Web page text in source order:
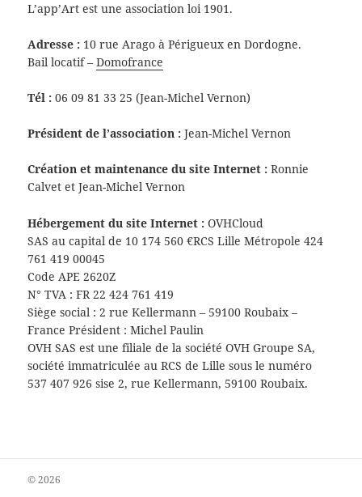
L’app’Art est une association loi 1901.
Adresse : 10 rue Arago à Périgueux en Dordogne.
Bail locatif –Domofrance
Tél : 06 09 81 33 25 (Jean-Michel Vernon)
Président de l’association : Jean-Michel Vernon
Création et maintenance du site Internet : Ronnie
Calvet et Jean-Michel Vernon
Hébergement du site Internet :OVHCloud
SAS au capital de 10 174 560 €RCS Lille Métropole 424
761 419 00045
Code APE 2620Z
N° TVA : FR 22 424 761 419
Siège social : 2 rue Kellermann – 59100 Roubaix –
France Président : Michel Paulin
OVH SAS est une filiale de la société OVH Groupe SA,
société immatriculée au RCS de Lille sous le numéro
537 407 926 sise 2, rue Kellermann, 59100 Roubaix.
© 2026